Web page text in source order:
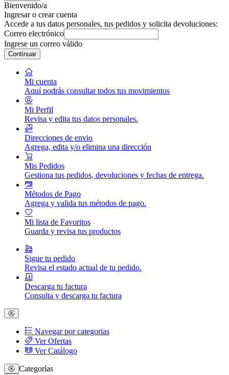
Bienvenido/a
Ingresar o crear cuenta
Accede a tus datos personales, tus pedidos y solicita devoluciones:
Correo electrónico
Ingrese un correo válido
Continuar
Mi cuenta
Aquí podrás consultar todos tus movimientos
Mi Perfil
Revisa y edita tus datos personales.
Direcciones de envio
Agrega, edita y/o elimina una dirección
Mis Pedidos
Gestiona tus pedidos, devoluciones y fechas de entrega.
Métodos de Pago
Agrega y valida tus métodos de pago.
Mi lista de Favoritos
Guarda y revisa tus productos
Sigue tu pedido
Revisa el estado actual de tu pedido.
Descarga tu factura
Consulta y descarga tu factura
Navegar por categorias
Ver Ofertas
Ver Catálogo
Categorías